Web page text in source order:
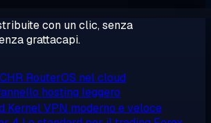
con un clic, senza
grattacapi.
RouterOS nel cloud
hosting leggero
Kernel VPN moderno e veloce